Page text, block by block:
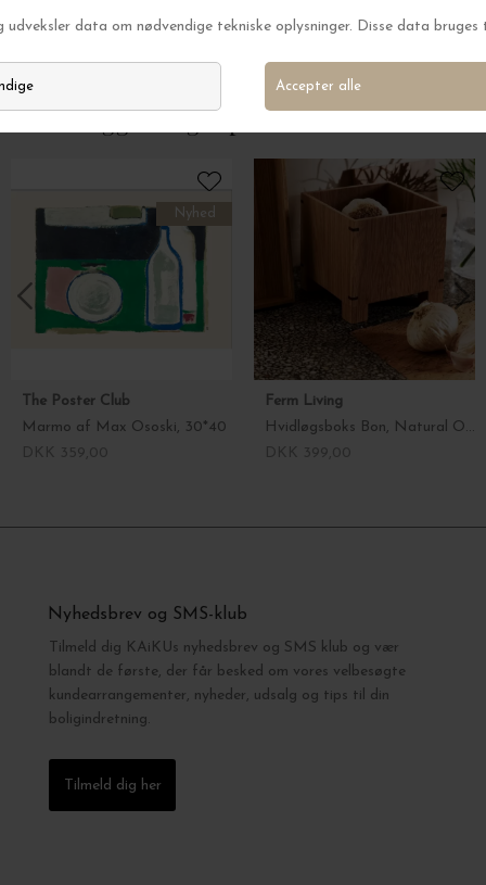
Ring Cecilia, Forgyldt
Ring Endless,
Andre kiggede også på
Nyhed
The Poster Club
Marmo af Max Ososki, 30*40
Ferm Living
Hvidløgsboks Bon, Natural Oak
Nyhedsbrev og SMS-klub
Tilmeld dig KAiKUs nyhedsbrev og SMS klub og vær
blandt de første, der får besked om vores velbesøgte
kundearrangementer, nyheder, udsalg og tips til din
boligindretning.
Tilmeld dig her